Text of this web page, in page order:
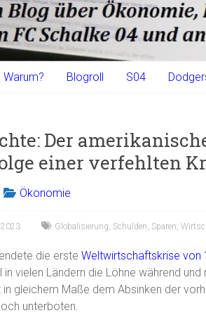
Warum? Blogroll S04
Der
einer verfehlten
Ökonomie
2023 Globalisierung Schulden Sparen
endete die erste Weltwirtschaftskrise von
in vielen Ländern die Löhne während
in gleichem Maße dem Absinken der
unterboten.